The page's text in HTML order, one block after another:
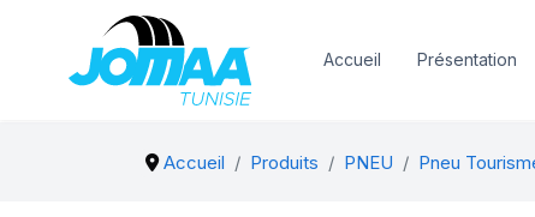
Accueil Présentation
Accueil Produits PNEU Pneu